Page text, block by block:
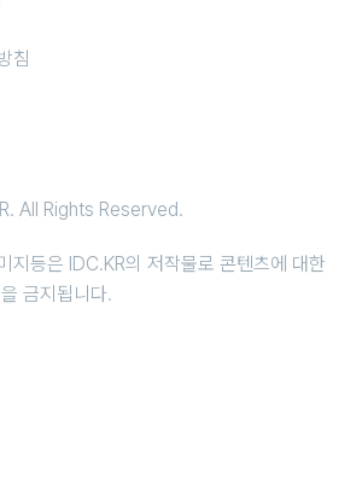
침
All Rights Reserved.
지등은 IDC.KR의 저작물로 콘텐츠에 대한
금지됩니다.